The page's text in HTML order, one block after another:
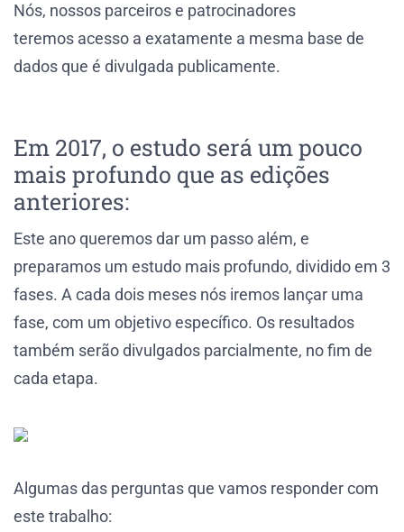
Nós, nossos parceiros e patrocinadores
teremos acesso a exatamente a mesma base de
dados que é divulgada publicamente.
Em 2017, o estudo será um pouco
mais profundo que as edições
anteriores:
Este ano queremos dar um passo além, e
preparamos um estudo mais profundo, dividido em 3
fases. A cada dois meses nós iremos lançar uma
fase, com um objetivo específico. Os resultados
também serão divulgados parcialmente, no fim de
cada etapa.
Algumas das perguntas que vamos responder com
este trabalho: